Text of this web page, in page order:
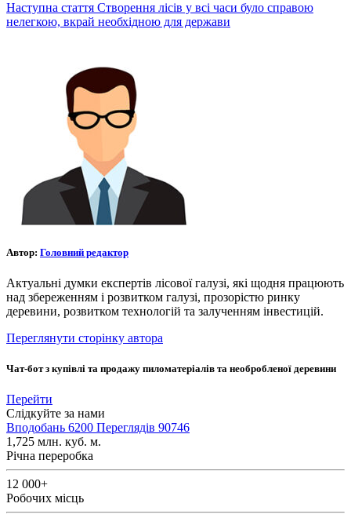
Наступна стаття Створення лісів у всі часи було справою
нелегкою, вкрай необхідною для держави
Автор: Головний редактор
Актуальні думки експертів лісової галузі, які щодня працюють
над збереженням і розвитком галузі, прозорістю ринку
деревини, розвитком технологій та залученням інвестицій.
Переглянути сторінку автора
Чат-бот з купівлі та продажу пиломатеріалів та необробленої деревини
Перейти
Слідкуйте за нами
Вподобань 6200 Переглядів 90746
1,725 млн. куб. м.
Річна переробка
12 000+
Робочих місць